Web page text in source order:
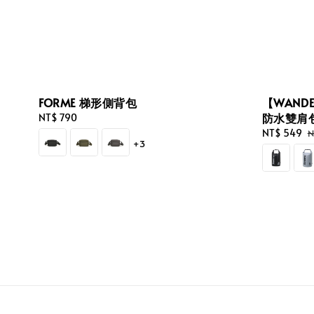
FORME 梯形側背包
Regular
price
NT$ 790
+3
【
防水雙肩
Sale
price
NT$ 549